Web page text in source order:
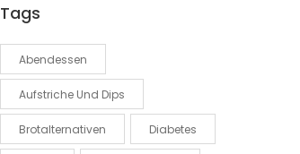
Tags
Abendessen
Aufstriche Und Dips
Brotalternativen Diabetes